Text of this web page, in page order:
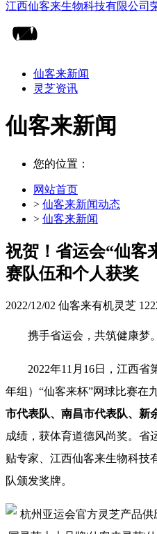
仙客来新闻
灵芝资讯
仙客来新闻
您的位置：
网站首页
> 仙客来新闻动态
> 仙客来新闻
祝贺！省运会“仙客
赛队伍和个人获奖
2022/12/02 仙客来有机灵芝
携手省运会，共筑健康梦。
2022年11月16日，江西
年组）“仙客来杯”网球比赛在
市代表队、南昌市代表队、新
成绩，获体育道德风尚奖。省
贴专家、江西仙客来生物科技
队颁发奖牌。